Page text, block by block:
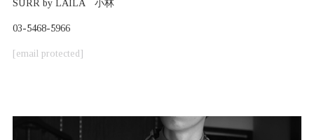
SURR by LAILA 小林
03-5468-5966
[email protected]